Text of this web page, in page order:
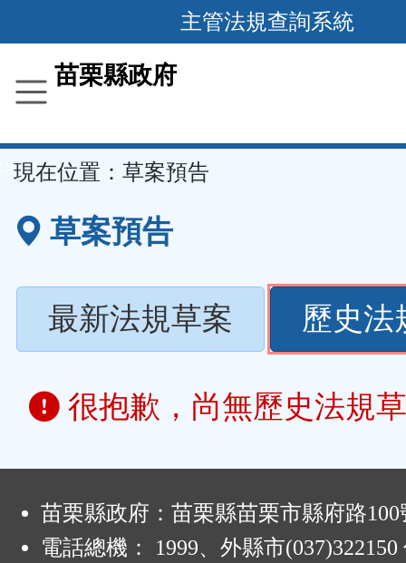
到
要
容
區
主管法規查詢系統
苗栗縣政府
現在位置： 草案預告
草案預告
最新法規草案 歷史法
很抱歉，尚無歷史法規
苗栗縣政府：苗栗縣苗栗市縣府路100
電話總機： 1999、外縣市(037)322150